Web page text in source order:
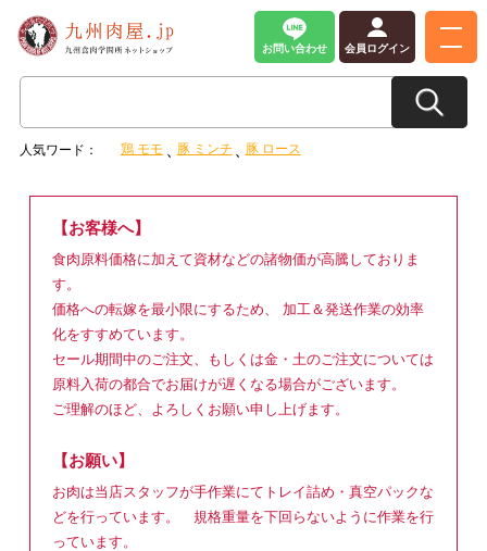
お問い合わせ 会員ログイン
人気ワード： 鶏 モモ 豚 ミンチ 豚 ロース
【お客様へ】
食肉原料価格に加えて資材などの諸物価が高騰しておりま
す。
価格への転嫁を最小限にするため、 加工＆発送作業の効率
化をすすめています。
セール期間中のご注文、もしくは金・土のご注文については
原料入荷の都合でお届けが遅くなる場合がございます。
ご理解のほど、よろしくお願い申し上げます。
【お願い】
お肉は当店スタッフが手作業にてトレイ詰め・真空パックな
どを行っています。 規格重量を下回らないように作業を行
っています。